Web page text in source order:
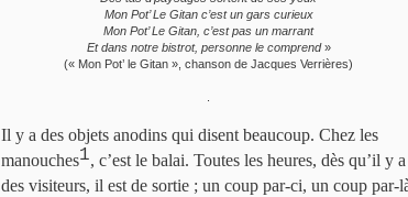
Mon Pot’ Le Gitan c’est un gars curieux
Mon Pot’ Le Gitan, c’est pas un marrant
Et dans notre bistrot, personne le comprend»
(« Mon Pot’ le Gitan », chanson de Jacques Verrières)
.
Il y a des objets anodins qui disent beaucoup. Chez les
manouches1, c’est le balai. Toutes les heures, dès qu’il y a
des visiteurs, il est de sortie ; un coup par-ci, un coup par-